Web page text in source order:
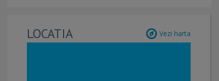
LOCATIA Vezi harta